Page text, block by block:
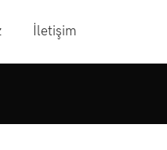
İletişim